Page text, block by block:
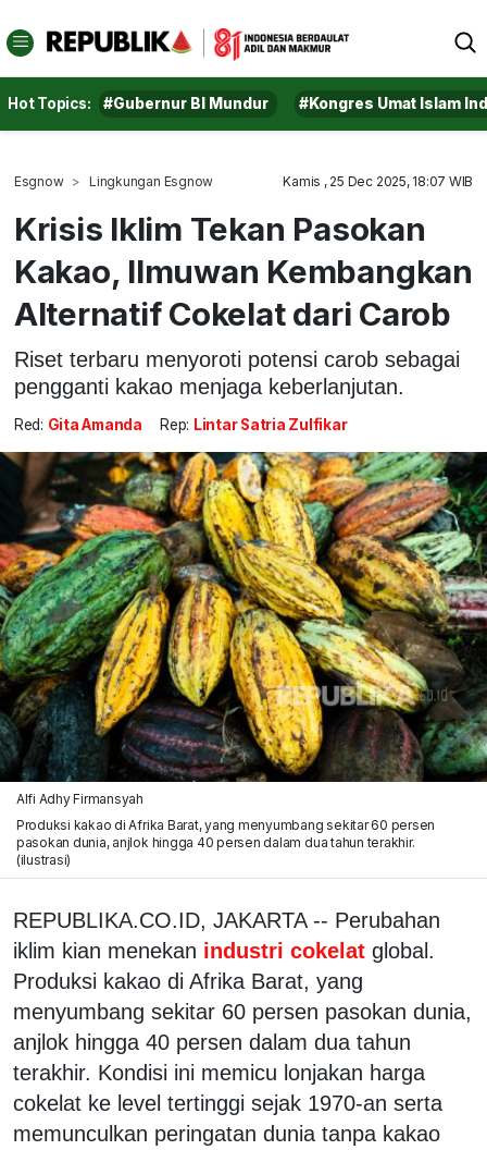
Hot Topics: #Gubernur BI Mundur #Kongres Umat Islam
Esgnow Lingkungan Esgnow Kamis , 25 Dec 2025, 18:07 WIB
Krisis Iklim Tekan Pasokan
Kakao, Ilmuwan Kembangkan
Alternatif Cokelat dari Carob
Riset terbaru menyoroti potensi carob sebagai
pengganti kakao menjaga keberlanjutan.
Red: Gita Amanda Rep: Lintar Satria Zulfikar
Alfi Adhy Firmansyah
Produksi kakao di Afrika Barat, yang menyumbang sekitar 60 persen
pasokan dunia, anjlok hingga 40 persen dalam dua tahun terakhir.
(ilustrasi)
REPUBLIKA.CO.ID, JAKARTA -- Perubahan
iklim kian menekan industri cokelat global.
Produksi kakao di Afrika Barat, yang
menyumbang sekitar 60 persen pasokan dunia,
anjlok hingga 40 persen dalam dua tahun
terakhir. Kondisi ini memicu lonjakan harga
cokelat ke level tertinggi sejak 1970-an serta
memunculkan peringatan dunia tanpa kakao